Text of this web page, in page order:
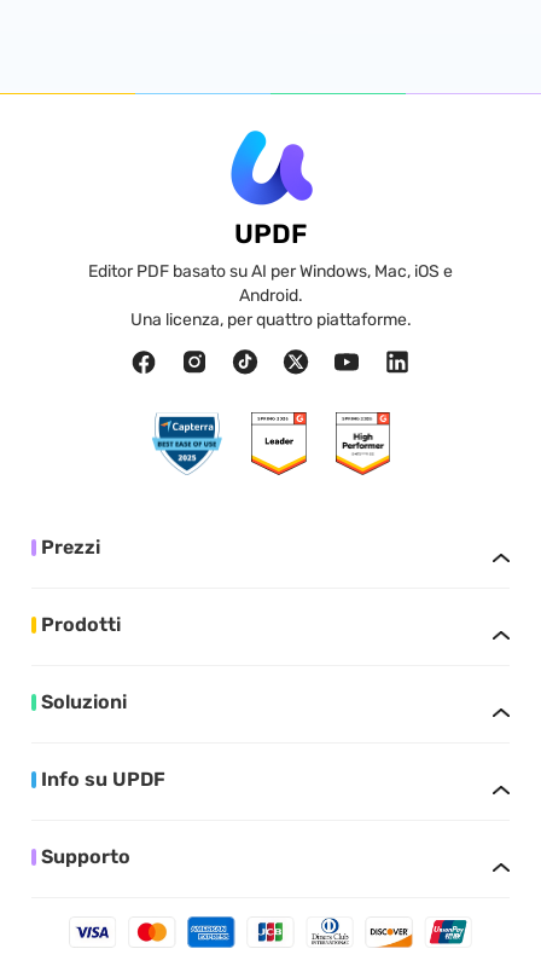
UPDF
Editor PDF basato su AI per Windows, Mac, iOS e
Android.
Una licenza, per quattro piattaforme.
Prezzi
Prodotti
Soluzioni
Info su UPDF
Supporto